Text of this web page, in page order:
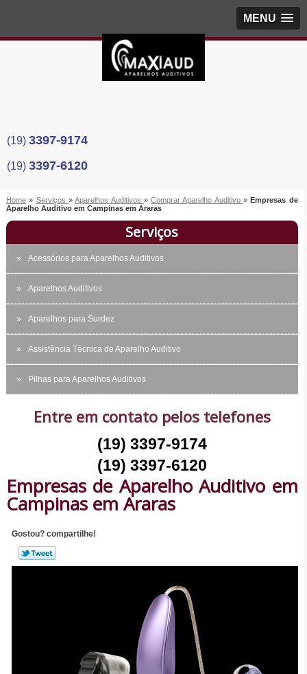
MENU
(19) 3397-9174
(19) 3397-6120
Home » Serviços »Aparelhos Auditivos »Comprar Aparelho Auditivo»Empresas de
Aparelho Auditivo em Campinas em Araras
Serviços
Acessórios para Aparelhos Auditivos
Aparelhos Auditivos
Aparelhos para Surdez
Assistência Técnica de Aparelho Auditivo
Pilhas para Aparelhos Auditivos
Entre em contato pelos telefones
(19) 3397-9174
(19) 3397-6120
Empresas de Aparelho Auditivo em
Campinas em Araras
Gostou? compartilhe!